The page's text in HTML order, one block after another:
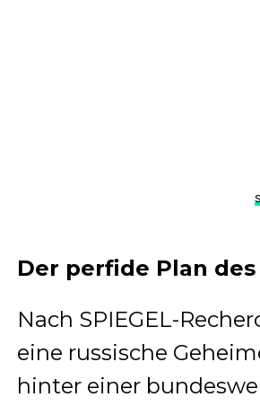
Der perfide Plan
Nach SPIEGEL-
eine russische
hinter einer